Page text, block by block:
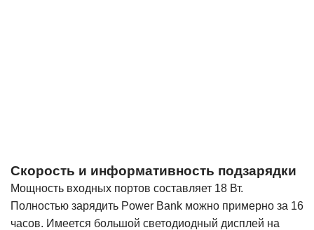
Скорость и информативность подзарядки
Мощность входных портов составляет 18 Вт.
Полностью зарядить Power Bank можно примерно за 16
часов. Имеется большой светодиодный дисплей на